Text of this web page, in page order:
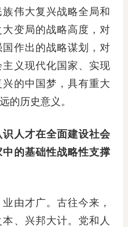
考试测
培训学
伟大复兴战略全局和
变局的战略高度，对
作出的战略谋划，对
义现代化国家、实现
的中国梦，具有重大
的历史意义。
识人才在全面建设社会
的基础性战略性支撑
才广。古往今来，
、兴邦大计。党和人